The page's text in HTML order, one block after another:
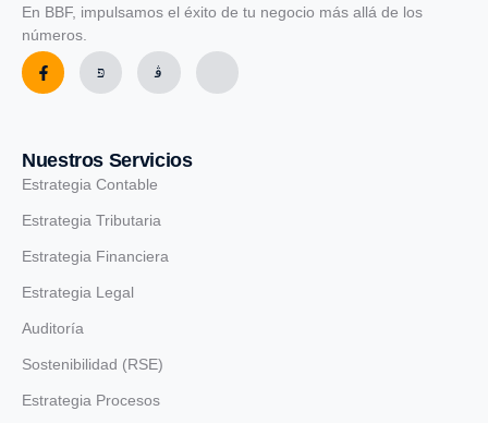
En BBF, impulsamos el éxito de tu negocio más allá de los
números.
Nuestros Servicios
Estrategia Contable
Estrategia Tributaria
Estrategia Financiera
Estrategia Legal
Auditoría
Sostenibilidad (RSE)
Estrategia Procesos